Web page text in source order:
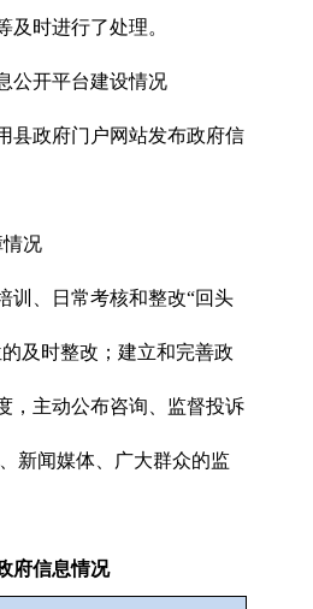
及时进行了处理。
公开平台建设情况
县政府门户网站发布政府信
况
训、日常考核和整改“回头
及时整改；建立和完善政
，主动公布咨询、监督投诉
新闻媒体、广大群众的监
府信息情况